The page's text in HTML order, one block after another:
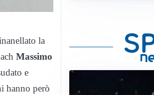
la
Massimo
e
hanno però